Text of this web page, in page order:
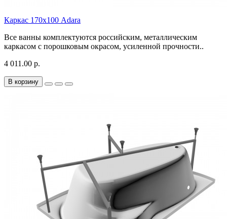
Каркас 170х100 Adara
Все ванны комплектуются российским, металлическим
каркасом с порошковым окрасом, усиленной прочности..
4 011.00 р.
В корзину